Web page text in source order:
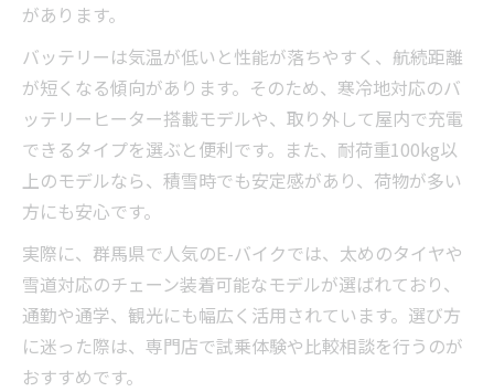
があります。
バッテリーは気温が低いと性能が落ちやすく、航続距離
が短くなる傾向があります。そのため、寒冷地対応のバ
ッテリーヒーター搭載モデルや、取り外して屋内で充電
できるタイプを選ぶと便利です。また、耐荷重100kg以
上のモデルなら、積雪時でも安定感があり、荷物が多い
方にも安心です。
実際に、群馬県で人気のE-バイクでは、太めのタイヤや
雪道対応のチェーン装着可能なモデルが選ばれており、
通勤や通学、観光にも幅広く活用されています。選び方
に迷った際は、専門店で試乗体験や比較相談を行うのが
おすすめです。